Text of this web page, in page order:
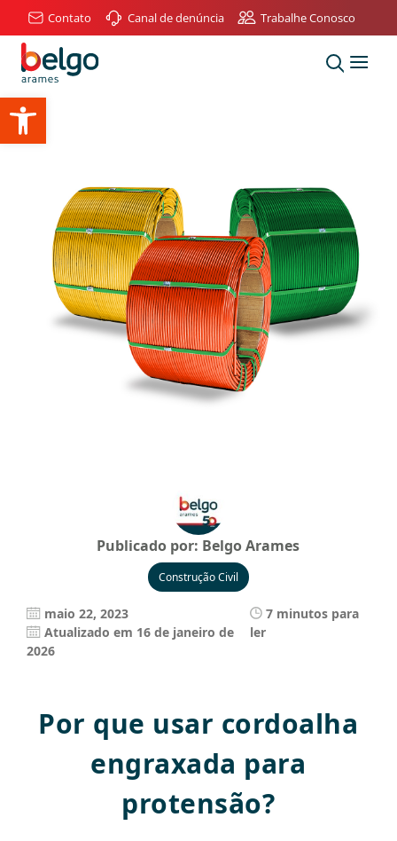
Abrir a barra de ferramentas
Contato Canal de denúncia Trabalhe Conosco
Publicado por: Belgo Arames
Construção Civil
maio 22, 2023
Atualizado em 16 de janeiro de
2026
7 minutos para
ler
Por que usar cordoalha
engraxada para
protensão?